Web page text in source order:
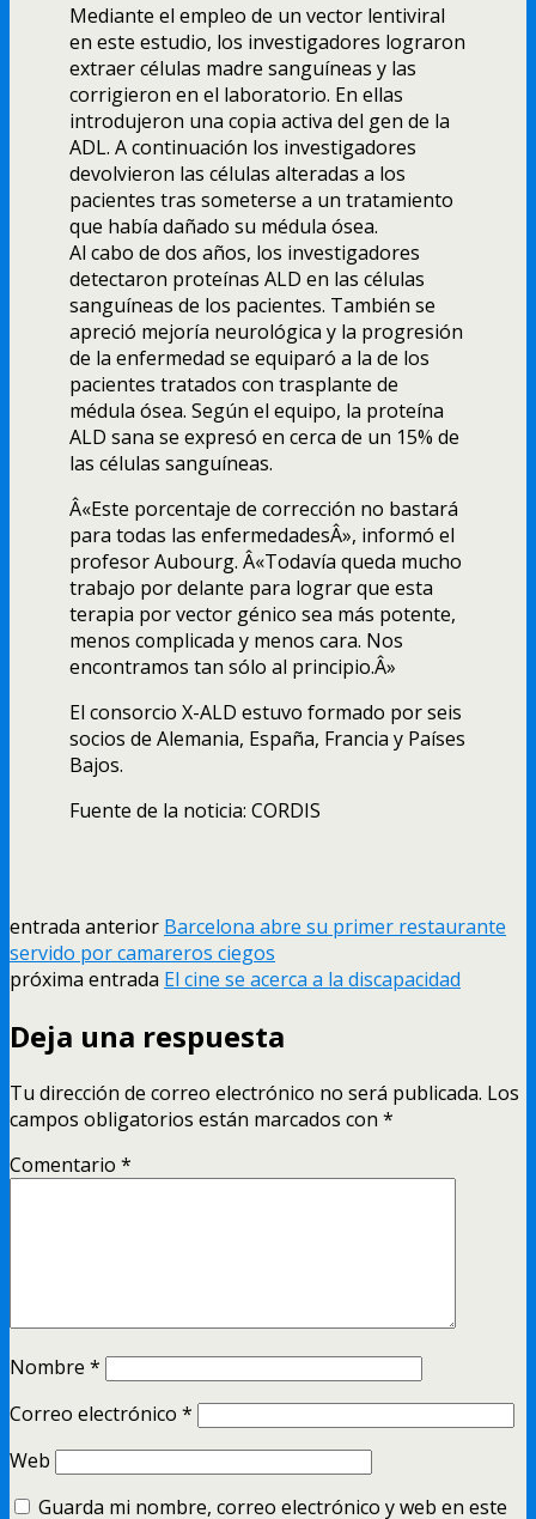
Mediante el empleo de un vector lentiviral
en este estudio, los investigadores lograron
extraer células madre sanguí­neas y las
corrigieron en el laboratorio. En ellas
introdujeron una copia activa del gen de la
ADL. A continuación los investigadores
devolvieron las células alteradas a los
pacientes tras someterse a un tratamiento
que habí­a dañado su médula ósea.
Al cabo de dos años, los investigadores
detectaron proteí­nas ALD en las células
sanguí­neas de los pacientes. También se
apreció mejorí­a neurológica y la progresión
de la enfermedad se equiparó a la de los
pacientes tratados con trasplante de
médula ósea. Según el equipo, la proteí­na
ALD sana se expresó en cerca de un 15% de
las células sanguí­neas.
Â«Este porcentaje de corrección no bastará
para todas las enfermedadesÂ», informó el
profesor Aubourg. Â«Todaví­a queda mucho
trabajo por delante para lograr que esta
terapia por vector génico sea más potente,
menos complicada y menos cara. Nos
encontramos tan sólo al principio.Â»
El consorcio X-ALD estuvo formado por seis
socios de Alemania, España, Francia y Paí­ses
Bajos.
Fuente de la noticia: CORDIS
entrada anterior Barcelona abre su primer restaurante
servido por camareros ciegos
próxima entrada El cine se acerca a la discapacidad
Deja una respuesta
Tu dirección de correo electrónico no será publicada. Los
campos obligatorios están marcados con *
Comentario *
Nombre *
Correo electrónico *
Web
Guarda mi nombre, correo electrónico y web en este